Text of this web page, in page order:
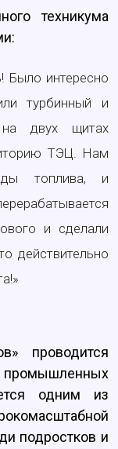
техникума
Было интересно
турбинный и
двух щитах
ТЭЦ. Нам
топлива, и
и сделали
действительно
проводится
промышленных
одним из
подростков и